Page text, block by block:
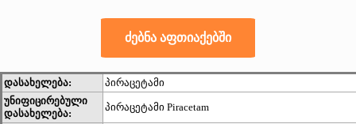
დასახელება:
პირაცეტამი
უნიფიცირებული
დასახელება:
პირაცეტამი Piracetam